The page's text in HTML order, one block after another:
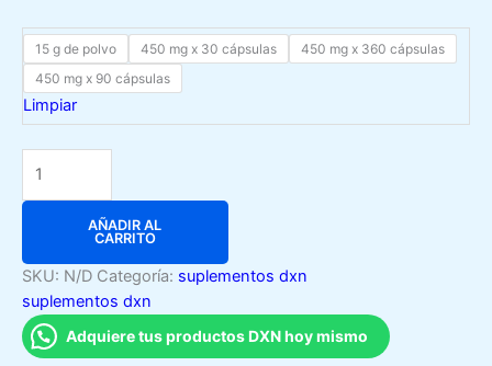
15 g de polvo 450 mg x 30 cápsulas
450 mg x 360 cápsulas
450 mg x 90 cápsulas
Limpiar
Gano
(RG)
cantidad
AÑADIR AL
CARRITO
SKU: N/D Categoría: suplementos dxn
suplementos dxn
Adquiere tus productos DXN hoy mismo